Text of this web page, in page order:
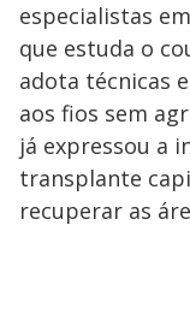
especialistas
que estuda o
adota técnicas
aos fios sem
já expressou a
transplante
recuperar as